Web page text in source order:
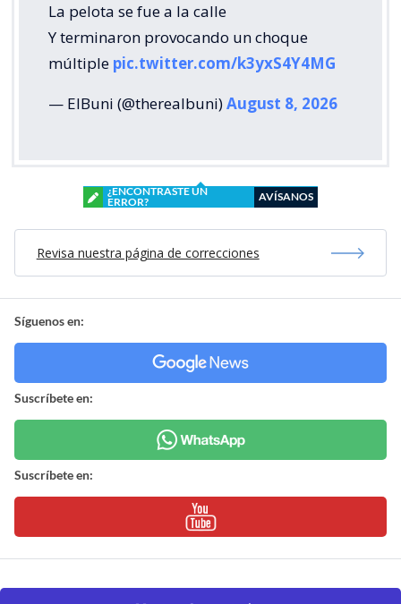
La pelota se fue a la calle
Y terminaron provocando un choque
múltiple pic.twitter.com/k3yxS4Y4MG
— ElBuni (@therealbuni)August 8, 2026
¿ENCONTRASTE UN
ERROR?
AVÍSANOS
Revisa nuestra página de correcciones
Síguenos en:
Suscríbete en:
Suscríbete en: